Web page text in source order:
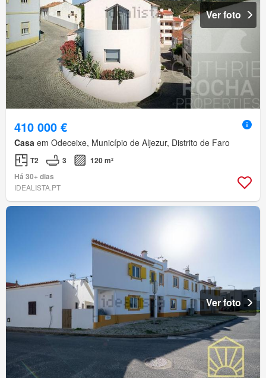
Ver foto
410 000 €
Casa em Odeceixe, Município de Aljezur, Distrito de Faro
T2 3
120 m²
Há 30+ dias
IDEALISTA.PT
Ver foto